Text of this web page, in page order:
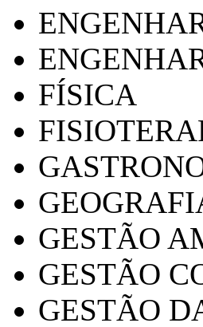
FÍSICA
GESTÃO
GESTÃO
GESTÃO